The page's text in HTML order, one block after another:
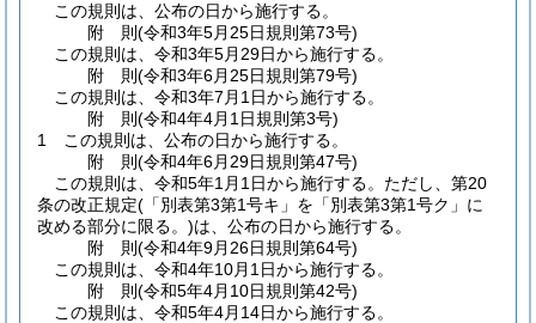
この規則は、公布の日から施行する。
附 則(令和3年5月25日規則第73号)
この規則は、令和3年5月29日から施行する。
附 則(令和3年6月25日規則第79号)
この規則は、令和3年7月1日から施行する。
附 則(令和4年4月1日規則第3号)
1
この規則は、公布の日から施行する。
附 則(令和4年6月29日規則第47号)
この規則は、令和5年1月1日から施行する。 ただし、第20
条の改正規定(「別表第3第1号キ」を「別表第3第1号ク」に
改める部分に限る。)は、公布の日から施行する。
附 則(令和4年9月26日規則第64号)
この規則は、令和4年10月1日から施行する。
附 則(令和5年4月10日規則第42号)
この規則は、令和5年4月14日から施行する。